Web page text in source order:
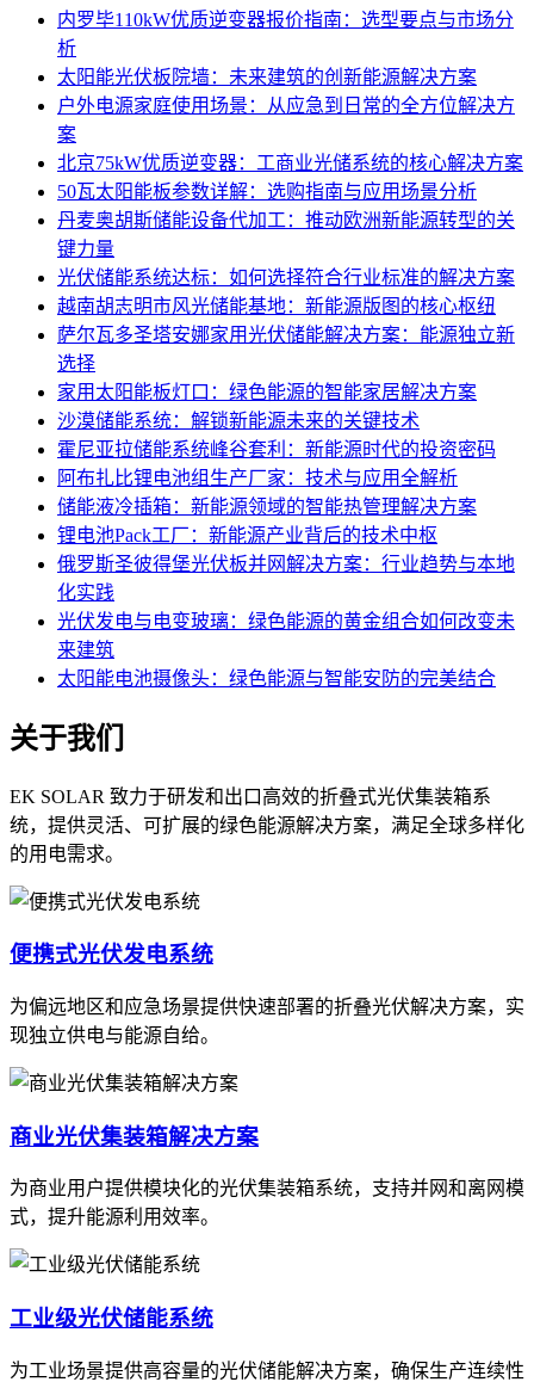
内罗毕110kW优质逆变器报价指南：选型要点与市场分
析
太阳能光伏板院墙：未来建筑的创新能源解决方案
户外电源家庭使用场景：从应急到日常的全方位解决方
案
北京75kW优质逆变器：工商业光储系统的核心解决方案
50瓦太阳能板参数详解：选购指南与应用场景分析
丹麦奥胡斯储能设备代加工：推动欧洲新能源转型的关
键力量
光伏储能系统达标：如何选择符合行业标准的解决方案
越南胡志明市风光储能基地：新能源版图的核心枢纽
萨尔瓦多圣塔安娜家用光伏储能解决方案：能源独立新
选择
家用太阳能板灯口：绿色能源的智能家居解决方案
沙漠储能系统：解锁新能源未来的关键技术
霍尼亚拉储能系统峰谷套利：新能源时代的投资密码
阿布扎比锂电池组生产厂家：技术与应用全解析
储能液冷插箱：新能源领域的智能热管理解决方案
锂电池Pack工厂：新能源产业背后的技术中枢
俄罗斯圣彼得堡光伏板并网解决方案：行业趋势与本地
化实践
光伏发电与电变玻璃：绿色能源的黄金组合如何改变未
来建筑
太阳能电池摄像头：绿色能源与智能安防的完美结合
关于我们
EK SOLAR 致力于研发和出口高效的折叠式光伏集装箱系
统，提供灵活、可扩展的绿色能源解决方案，满足全球多样化
的用电需求。
便携式光伏发电系统
为偏远地区和应急场景提供快速部署的折叠光伏解决方案，实
现独立供电与能源自给。
商业光伏集装箱解决方案
为商业用户提供模块化的光伏集装箱系统，支持并网和离网模
式，提升能源利用效率。
工业级光伏储能系统
为工业场景提供高容量的光伏储能解决方案，确保生产连续性